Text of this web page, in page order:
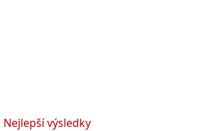
Nejlepší výsledky